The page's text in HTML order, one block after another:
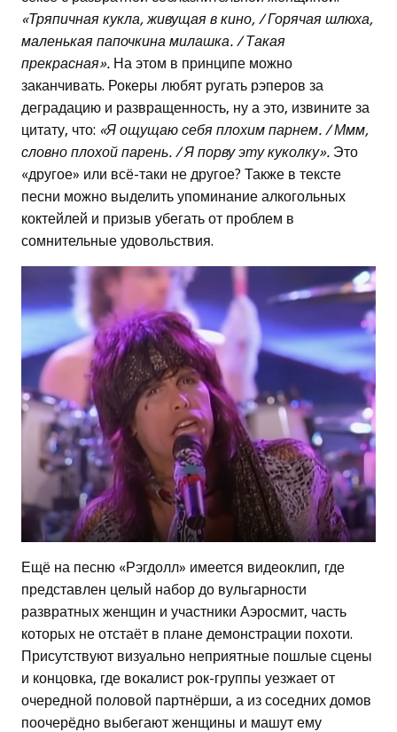
«Тряпичная кукла, живущая в кино, / Горячая шлюха,
маленькая папочкина милашка. / Такая
прекрасная». На этом в принципе можно
заканчивать. Рокеры любят ругать рэперов за
деградацию и развращенность, ну а это, извините за
цитату, что: «Я ощущаю себя плохим парнем. / Ммм,
словно плохой парень. / Я порву эту куколку». Это
«другое» или всё-таки не другое? Также в тексте
песни можно выделить упоминание алкогольных
коктейлей и призыв убегать от проблем в
сомнительные удовольствия.
Ещё на песню «Рэгдолл» имеется видеоклип, где
представлен целый набор до вульгарности
развратных женщин и участники Аэросмит, часть
которых не отстаёт в плане демонстрации похоти.
Присутствуют визуально неприятные пошлые сцены
и концовка, где вокалист рок-группы уезжает от
очередной половой партнёрши, а из соседних домов
поочерёдно выбегают женщины и машут ему